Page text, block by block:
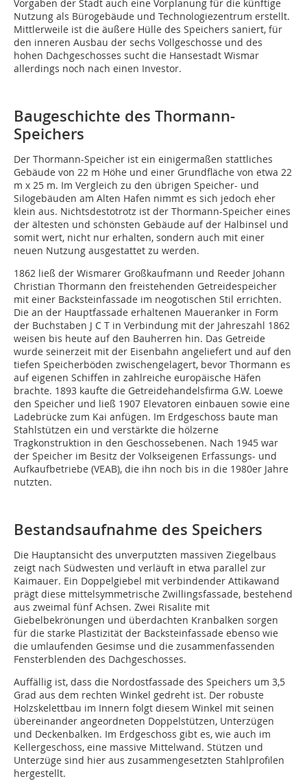
Vorgaben der Stadt auch eine Vorplanung für die künftige
Nutzung als Bürogebäude und Technologiezentrum erstellt.
Mittlerweile ist die äußere Hülle des Speichers saniert, für
den inneren Ausbau der sechs Vollgeschosse und des
hohen Dachgeschosses sucht die Hansestadt Wismar
allerdings noch nach einen Investor.
Baugeschichte des Thormann-
Speichers
Der Thormann-Speicher ist ein einigermaßen stattliches
Gebäude von 22 m Höhe und einer Grundfläche von etwa 22
m x 25 m. Im Vergleich zu den übrigen Speicher- und
Silogebäuden am Alten Hafen nimmt es sich jedoch eher
klein aus. Nichtsdestotrotz ist der Thormann-Speicher eines
der ältesten und schönsten Gebäude auf der Halbinsel und
somit wert, nicht nur erhalten, sondern auch mit einer
neuen Nutzung ausgestattet zu werden.
1862 ließ der Wismarer Großkaufmann und Reeder Johann
Christian Thormann den freistehenden Getreidespeicher
mit einer Backsteinfassade im neogotischen Stil errichten.
Die an der Hauptfassade erhaltenen Maueranker in Form
der Buchstaben J C T in Verbindung mit der Jahreszahl 1862
weisen bis heute auf den Bauherren hin. Das Getreide
wurde seinerzeit mit der Eisenbahn angeliefert und auf den
tiefen Speicherböden zwischengelagert, bevor Thormann es
auf eigenen Schiffen in zahlreiche europäische Häfen
brachte. 1893 kaufte die Getreidehandelsfirma G.W. Loewe
den Speicher und ließ 1907 Elevatoren einbauen sowie eine
Ladebrücke zum Kai anfügen. Im Erdgeschoss baute man
Stahlstützen ein und verstärkte die hölzerne
Tragkonstruktion in den Geschossebenen. Nach 1945 war
der Speicher im Besitz der Volkseigenen Erfassungs- und
Aufkaufbetriebe (VEAB), die ihn noch bis in die 1980er Jahre
nutzten.
Bestandsaufnahme des Speichers
Die Hauptansicht des unverputzten massiven Ziegelbaus
zeigt nach Südwesten und verläuft in etwa parallel zur
Kaimauer. Ein Doppelgiebel mit verbindender Attikawand
prägt diese mittelsymmetrische Zwillingsfassade, bestehend
aus zweimal fünf Achsen. Zwei Risalite mit
Giebelbekrönungen und überdachten Kranbalken sorgen
für die starke Plastizität der Backsteinfassade ebenso wie
die umlaufenden Gesimse und die zusammenfassenden
Fensterblenden des Dachgeschosses.
Auffällig ist, dass die Nordostfassade des Speichers um 3,5
Grad aus dem rechten Winkel gedreht ist. Der robuste
Holzskelettbau im Innern folgt diesem Winkel mit seinen
übereinander angeordneten Doppelstützen, Unterzügen
und Deckenbalken. Im Erdgeschoss gibt es, wie auch im
Kellergeschoss, eine massive Mittelwand. Stützen und
Unterzüge sind hier aus zusammengesetzten Stahlprofilen
hergestellt.